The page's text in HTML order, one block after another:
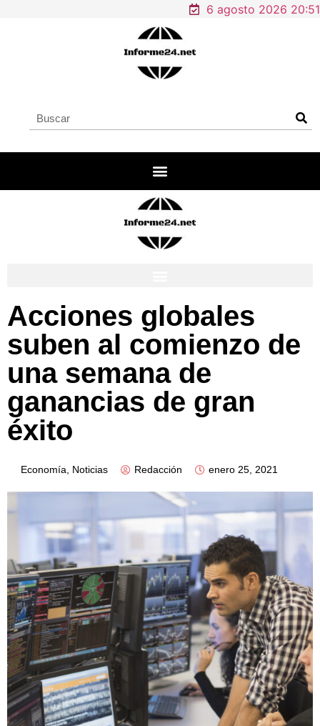
6 agosto 2026 20:51
Acciones globales
suben al comienzo de
una semana de
ganancias de gran
éxito
Economía, Noticias Redacción enero 25, 2021